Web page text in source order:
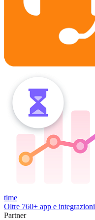
time
Oltre 760+ app e integrazioni
Partner